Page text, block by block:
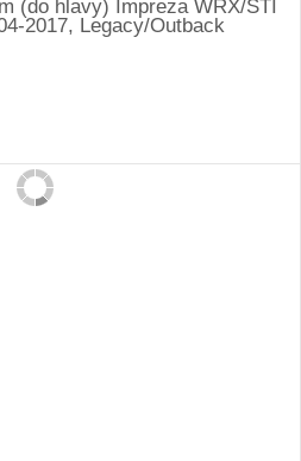
(do hlavy) Impreza WRX/STI
2017, Legacy/Outback